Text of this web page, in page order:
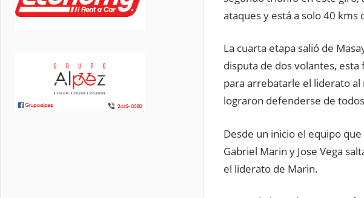
ataques y está a solo 40 kms
La cuarta etapa salió de
disputa de dos volantes,
para arrebatarle el liderato al
lograron defenderse de
Desde un inicio el equipo
Gabriel Marin y Jose Vega
el liderato de Marin.